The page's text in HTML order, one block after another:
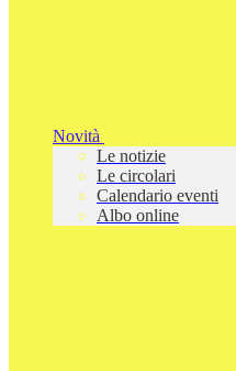
Novità
Le notizie
Le circolari
Calendario eventi
Albo online